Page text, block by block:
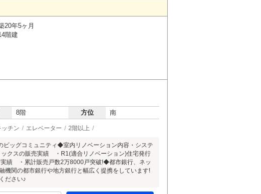
20年5ヶ月
階建
8階 方位 南
ッチン エレベーター 2階以上
ッグコミュニティ◆室内リノベーション内容・システ
クスの販売実績 ・R1(適合リノベーション)住宅発行
績 ・累計販売戸数2万8000戸突破!◆都市銀行、ネッ
機関の都市銀行や地方銀行と幅広く提携をしています!
ださい♪